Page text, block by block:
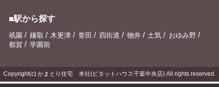
■駅から探す
祇園 / 鎌取 / 木更津 / 誉田 / 四街道 / 物井 / 土気 / おゆみ野 /
都賀 / 学園前
Copyright(c) かまとり住宅 本社(ピタットハウス千葉中央店) All rights reserved.